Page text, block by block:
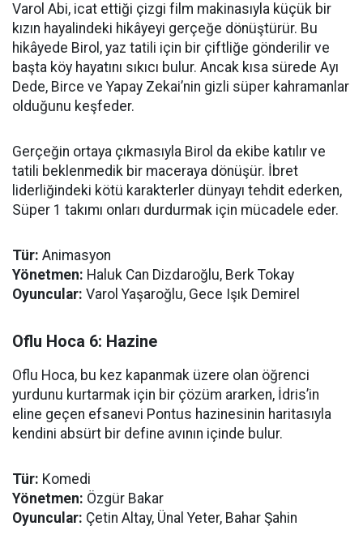
Varol Abi, icat ettiği çizgi film makinasıyla küçük bir
kızın hayalindeki hikâyeyi gerçeğe dönüştürür. Bu
hikâyede Birol, yaz tatili için bir çiftliğe gönderilir ve
başta köy hayatını sıkıcı bulur. Ancak kısa sürede Ayı
Dede, Birce ve Yapay Zekai’nin gizli süper kahramanlar
olduğunu keşfeder.
Gerçeğin ortaya çıkmasıyla Birol da ekibe katılır ve
tatili beklenmedik bir maceraya dönüşür. İbret
liderliğindeki kötü karakterler dünyayı tehdit ederken,
Süper 1 takımı onları durdurmak için mücadele eder.
Tür: Animasyon
Yönetmen: Haluk Can Dizdaroğlu, Berk Tokay
Oyuncular: Varol Yaşaroğlu, Gece Işık Demirel
Oflu Hoca 6: Hazine
Oflu Hoca, bu kez kapanmak üzere olan öğrenci
yurdunu kurtarmak için bir çözüm ararken, İdris’in
eline geçen efsanevi Pontus hazinesinin haritasıyla
kendini absürt bir define avının içinde bulur.
Tür: Komedi
Yönetmen: Özgür Bakar
Oyuncular: Çetin Altay, Ünal Yeter, Bahar Şahin